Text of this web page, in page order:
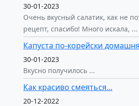
30-01-2023
Очень вкусный салатик, как не
рецепт, спасибо! Много искала, ...
Капуста по-корейски
30-01-2023
Вкусно получилось ...
Как красиво смеяться...
20-12-2022